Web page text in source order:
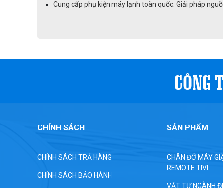
Cung cấp phụ kiện máy lạnh toàn quốc: Giải pháp
CÔNG
CHÍNH SÁCH
CHÍNH SÁCH TRẢ HÀNG
CHÍNH SÁCH BẢO HÀNH
SẢN PHẨM
CHÂN ĐỠ MÁY
REMOTE TIVI
VẬT TƯ NGÀNH